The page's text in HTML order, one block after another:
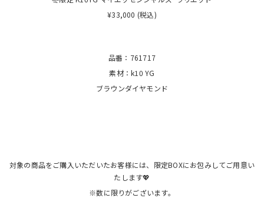
¥33,000 (税込)
品番：761717
素材：k10 YG
ブラウンダイヤモンド
対象の商品をご購入いただいたお客様には、限定BOXにお包みしてご用意い
たします💖
※数に限りがございます。